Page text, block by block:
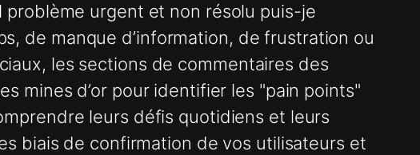
problème urgent et non résolu puis-je
de manque d’information, de frustration ou
les sections de commentaires des
mines d’or pour identifier les "pain points"
leurs défis quotidiens et leurs
biais de confirmation de vos utilisateurs et